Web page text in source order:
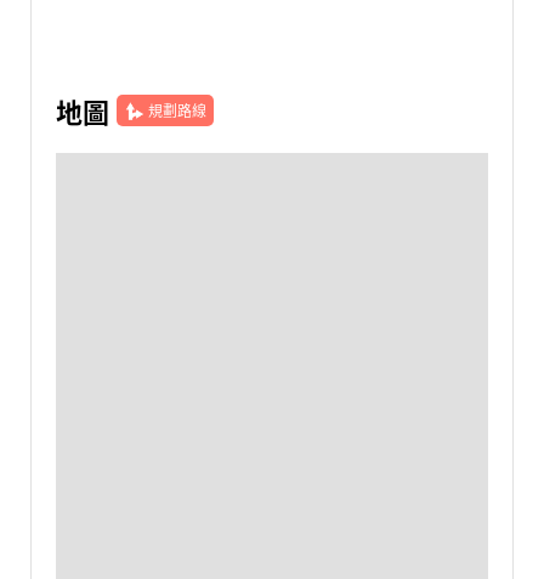
地圖 規劃路線